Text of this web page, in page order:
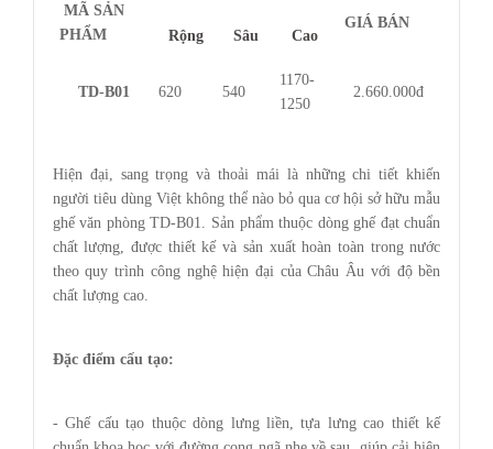
MÃ SẢN
PHẨM
GIÁ BÁN
Rộng
Sâu Cao
TD-B01 620 540
1170-
1250
2.660.000đ
Hiện đại, sang trọng và thoải mái là những chi tiết khiến
người tiêu dùng Việt không thể nào bỏ qua cơ hội sở hữu mẫu
ghế văn phòng TD-B01. Sản phẩm thuộc dòng ghế đạt chuẩn
chất lượng, được thiết kế và sản xuất hoàn toàn trong nước
theo quy trình công nghệ hiện đại của Châu Âu với độ bền
chất lượng cao.
Đặc điểm cấu tạo:
- Ghế cấu tạo thuộc dòng lưng liền, tựa lưng cao thiết kế